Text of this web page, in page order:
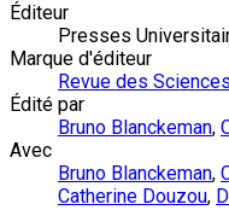
Éditeur
Presses
Marque d'éditeur
Revue des
Édité par
Bruno Blanckeman,
Avec
Bruno Blanckeman,
Catherine Douzou,